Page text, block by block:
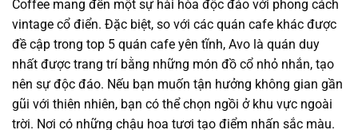
Coffee mang đến một sự hài hòa độc đáo với phong cách
vintage cổ điển. Đặc biệt, so với các quán cafe khác được
đề cập trong top 5 quán cafe yên tĩnh, Avo là quán duy
nhất được trang trí bằng những món đồ cổ nhỏ nhắn, tạo
nên sự độc đáo. Nếu bạn muốn tận hưởng không gian gần
gũi với thiên nhiên, bạn có thể chọn ngồi ở khu vực ngoài
trời. Nơi có những chậu hoa tươi tạo điểm nhấn sắc màu.